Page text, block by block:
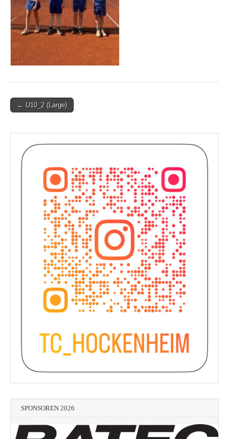
Post← U10_2 (Large)
SPONSOREN 2026